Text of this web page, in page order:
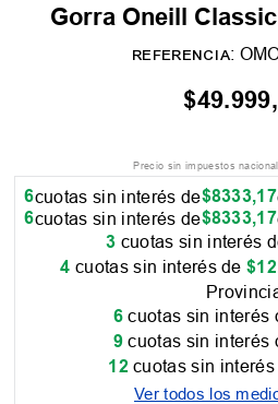
Gorra Oneill
REFERENCIA:
$49.999,
Precio sin impuestos
6cuotas sin interés de$8333,17
6cuotas sin interés de$8333,17
3 cuotas sin interés
4 cuotas sin interés de$12
6 cuotas sin interés
9 cuotas sin interés
12 cuotas sin
Ver todos los